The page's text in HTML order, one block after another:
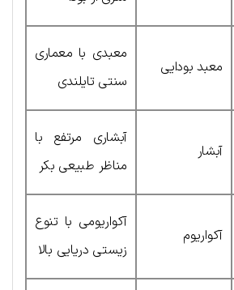
معبد بودایی
معبدی با معماری
سنتی تایلندی
آبشار
آبشاری مرتفع با
مناظر طبیعی بکر
آکواریوم
آکواریومی با تنوع
زیستی دریایی بالا